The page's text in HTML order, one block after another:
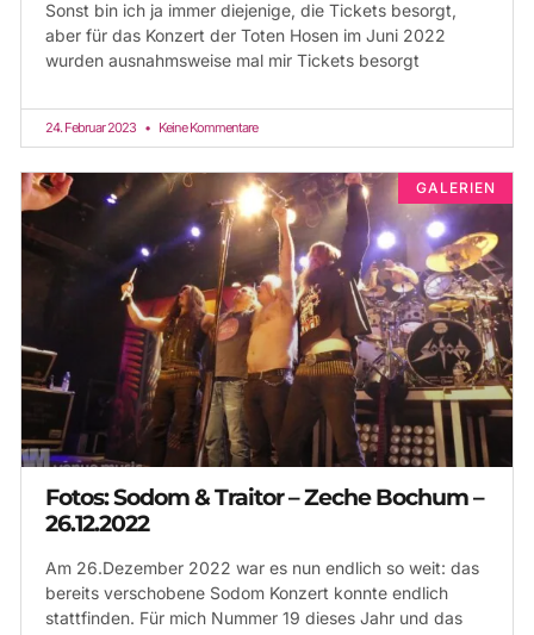
Sonst bin ich ja immer diejenige, die Tickets besorgt,
aber für das Konzert der Toten Hosen im Juni 2022
wurden ausnahmsweise mal mir Tickets besorgt
24. Februar 2023 Keine Kommentare
GALERIEN
Fotos: Sodom & Traitor – Zeche Bochum –
26.12.2022
Am 26.Dezember 2022 war es nun endlich so weit: das
bereits verschobene Sodom Konzert konnte endlich
stattfinden. Für mich Nummer 19 dieses Jahr und das